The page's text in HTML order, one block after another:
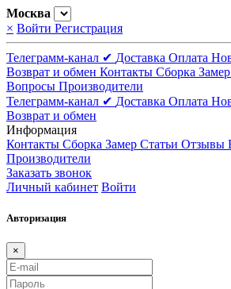
Москва
× Войти Регистрация
Телеграмм-канал ✔ Доставка Оплата
Возврат и обмен Контакты Сборка Замер
Вопросы Производители
Телеграмм-канал ✔ Доставка Оплата
Возврат и обмен
Информация
Контакты Сборка Замер Статьи Отзывы
Производители
Заказать звонок
Личный кабинет Войти
Авторизация
×